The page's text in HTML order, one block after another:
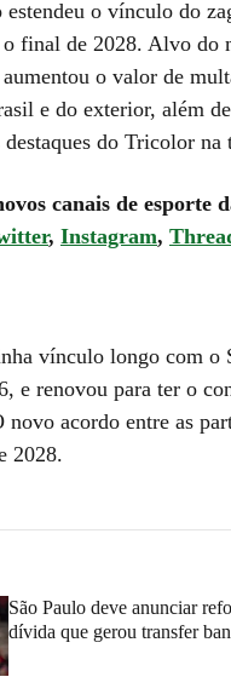
estendeu o vínculo do
o final de 2028. Alvo do
o valor de
e do exterior, além
do Tricolor na
canais de esporte
, Instagram,
vínculo longo com o
e renovou para ter o
novo acordo entre as
2028.
São Paulo deve anunciar
dívida que gerou transfer ban